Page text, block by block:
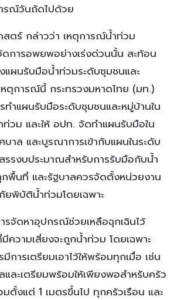
รณ์วันถัดไปด้วย
สตร์ กล่าวว่า เหตุการณ์น้ำท่วม
ดการอพยพอย่างเร่งด่วนนั้น สะท้อน
ผนรับมือน้ำท่วมระดับชุมชนและ
ตุการณ์นี้ กระทรวงมหาดไทย (มท.)
ทำแผนรับมือระดับชุมชนและหมู่บ้านใน
วม และให้ อปท. จัดทำแผนรับมือใน
บาล และบูรณาการเข้ากับแผนในระดับ
รงบประมาณสำหรับการรับมือกับน้ำ
พื้นที่ และรัฐบาลควรจัดตั้งหน่วยงาน
พิบัติน้ำท่วมโดยเฉพาะ
จัดหาอุปกรณ์ช่วยเหลือฉุกเฉินไว้
วามเสี่ยงจะถูกน้ำท่วม โดยเฉพาะ
ารเตรียมเอาไว้ให้พร้อมทุกเมื่อ เช่น
และเตรียมพร้อมให้เพียงพอสำหรับครัว
ตั้งแต่ 1 เมตรขึ้นไป ทุกครัวเรือน และ